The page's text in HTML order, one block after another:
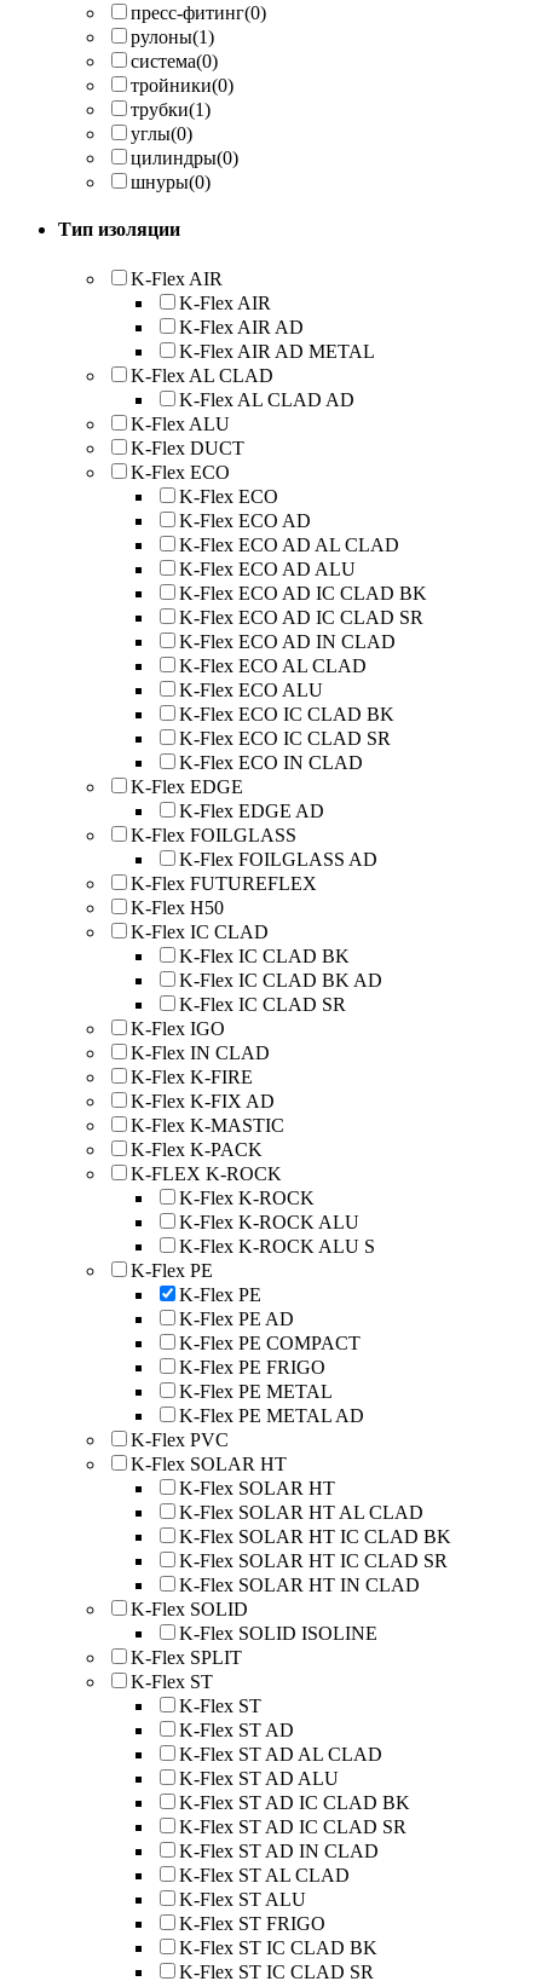
пресс-фитинг(0)
рулоны(1)
система(0)
тройники(0)
трубки(1)
углы(0)
цилиндры(0)
шнуры(0)
Тип изоляции
K-Flex AIR
K-Flex AIR
K-Flex AIR AD
K-Flex AIR AD METAL
K-Flex AL CLAD
K-Flex AL CLAD AD
K-Flex ALU
K-Flex DUCT
K-Flex ECO
K-Flex ECO
K-Flex ECO AD
K-Flex ECO AD AL CLAD
K-Flex ECO AD ALU
K-Flex ECO AD IC CLAD BK
K-Flex ECO AD IC CLAD SR
K-Flex ECO AD IN CLAD
K-Flex ECO AL CLAD
K-Flex ECO ALU
K-Flex ECO IC CLAD BK
K-Flex ECO IC CLAD SR
K-Flex ECO IN CLAD
K-Flex EDGE
K-Flex EDGE AD
K-Flex FOILGLASS
K-Flex FOILGLASS AD
K-Flex FUTUREFLEX
K-Flex H50
K-Flex IC CLAD
K-Flex IC CLAD BK
K-Flex IC CLAD BK AD
K-Flex IC CLAD SR
K-Flex IGO
K-Flex IN CLAD
K-Flex K-FIRE
K-Flex K-FIX AD
K-Flex K-MASTIC
K-Flex K-PACK
K-FLEX K-ROCK
K-Flex K-ROCK
K-Flex K-ROCK ALU
K-Flex K-ROCK ALU S
K-Flex PE
K-Flex PE
K-Flex PE AD
K-Flex PE COMPACT
K-Flex PE FRIGO
K-Flex PE METAL
K-Flex PE METAL AD
K-Flex PVC
K-Flex SOLAR HT
K-Flex SOLAR HT
K-Flex SOLAR HT AL CLAD
K-Flex SOLAR HT IC CLAD BK
K-Flex SOLAR HT IC CLAD SR
K-Flex SOLAR HT IN CLAD
K-Flex SOLID
K-Flex SOLID ISOLINE
K-Flex SPLIT
K-Flex ST
K-Flex ST
K-Flex ST AD
K-Flex ST AD AL CLAD
K-Flex ST AD ALU
K-Flex ST AD IC CLAD BK
K-Flex ST AD IC CLAD SR
K-Flex ST AD IN CLAD
K-Flex ST AL CLAD
K-Flex ST ALU
K-Flex ST FRIGO
K-Flex ST IC CLAD BK
K-Flex ST IC CLAD SR